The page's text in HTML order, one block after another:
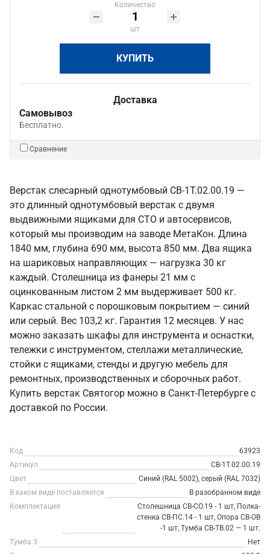
Количество
шт
КУПИТЬ
Доставка
Самовывоз
Бесплатно.
Сравнение
Верстак слесарный однотумбовый СВ-1Т.02.00.19 —
это длинный однотумбовый верстак с двумя
выдвижными ящиками для СТО и автосервисов,
который мы производим на заводе МетаКон. Длина
1840 мм, глубина 690 мм, высота 850 мм. Два ящика
на шариковых направляющих — нагрузка 30 кг
каждый. Столешница из фанеры 21 мм с
оцинкованным листом 2 мм выдерживает 500 кг.
Каркас стальной с порошковым покрытием — синий
или серый. Вес 103,2 кг. Гарантия 12 месяцев. У нас
можно заказать шкафы для инструмента и оснастки,
тележки с инструментом, стеллажи металлические,
стойки с ящиками, стенды и другую мебель для
ремонтных, производственных и сборочных работ.
Купить верстак Святогор можно в Санкт‑Петербурге с
доставкой по России.
Код
63923
Артикул
СВ-1Т.02.00.19
Цвет
Синий (RAL 5002), серый (RAL 7032)
В каком виде поставляется
В разобранном виде
Комплектация
Столешница СВ-СО.19 - 1 шт, Полка-
стенка СВ-ПС.14 - 1 шт, Опора СВ-ОВ
-1 шт, Тумба СВ-ТВ.02 — 1 шт.
Тумба 3
Нет